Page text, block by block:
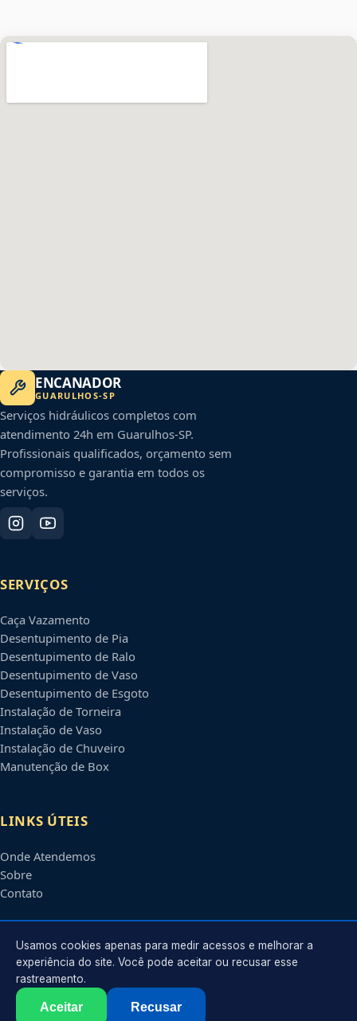
ENCANADOR
GUARULHOS-SP
Serviços hidráulicos completos com
atendimento 24h em Guarulhos-SP.
Profissionais qualificados, orçamento sem
compromisso e garantia em todos os
serviços.
SERVIÇOS
Caça Vazamento
Desentupimento de Pia
Desentupimento de Ralo
Desentupimento de Vaso
Desentupimento de Esgoto
Instalação de Torneira
Instalação de Vaso
Instalação de Chuveiro
Manutenção de Box
LINKS ÚTEIS
Onde Atendemos
Sobre
Contato
CONTATO
Atendimento em
contato@encanadoremguarulhos.com.br
Usamos cookies apenas para medir acessos e melhorar a
experiência do site. Você pode aceitar ou recusar esse
rastreamento.
Aceitar Recusar